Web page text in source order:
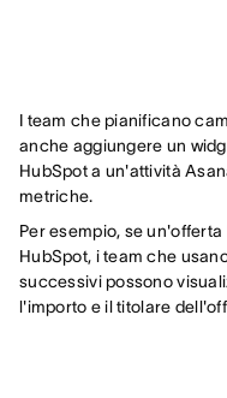
I team che pianificano
anche aggiungere un
HubSpot a un'attività
metriche.
Per esempio, se
HubSpot, i team che
successivi possono
l'importo e il titolare